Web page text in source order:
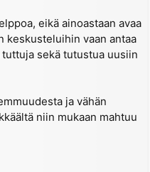
eikä ainoastaan avaa
keskusteluihin vaan antaa
sekä tutustua uusiin
ja vähän
niin mukaan mahtuu